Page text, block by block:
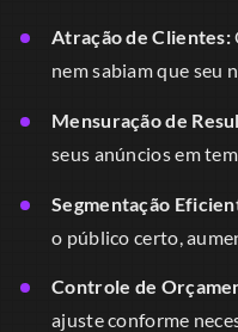
Atração de Clientes:
nem sabiam que seu
Mensuração de
seus anúncios em
Segmentação
o público certo,
Controle de
ajuste conforme